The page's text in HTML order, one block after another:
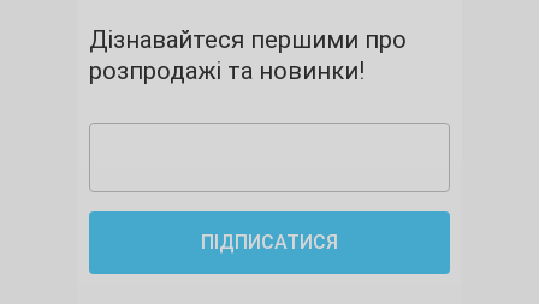
Дізнавайтеся першими про
розпродажі та новинки!
ПІДПИСАТИСЯ